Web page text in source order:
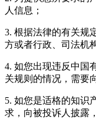
人信息；
3. 根据法律的有关规
方或者行政、司法机
4. 如您出现违反中国
关规则的情况，需要
5. 如您是适格的知识
求，向被投诉人披露